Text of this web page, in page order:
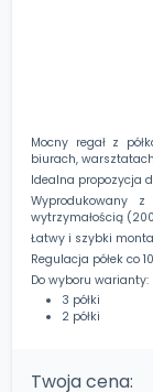
Mocny regał z
biurach,
Idealna propozycja
Wyprodukowany
wytrzymałością
Łatwy i szybki
Regulacja półek co
Do wyboru warianty:
3 półki
2 półki
Twoja cena: